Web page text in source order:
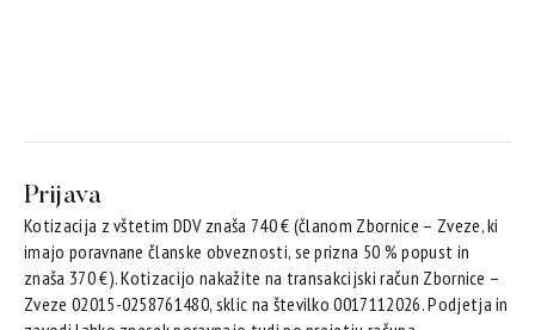
Prijava
Kotizacija z vštetim DDV znaša 740 € (članom Zbornice – Zveze, ki
imajo poravnane članske obveznosti, se prizna 50 % popust in
znaša 370 €). Kotizacijo nakažite na transakcijski račun Zbornice –
Zveze 02015-0258761480, sklic na številko 0017112026. Podjetja in